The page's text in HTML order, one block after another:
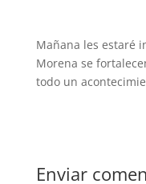
Mañana les estaré
Morena se
todo un
Enviar